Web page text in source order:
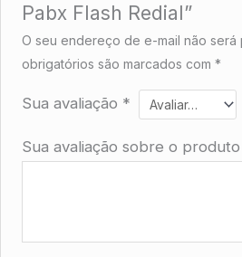
Pabx Flash Redial”
O seu endereço de e-mail não será
obrigatórios são marcados com*
Sua avaliação *
Sua avaliação sobre o produto